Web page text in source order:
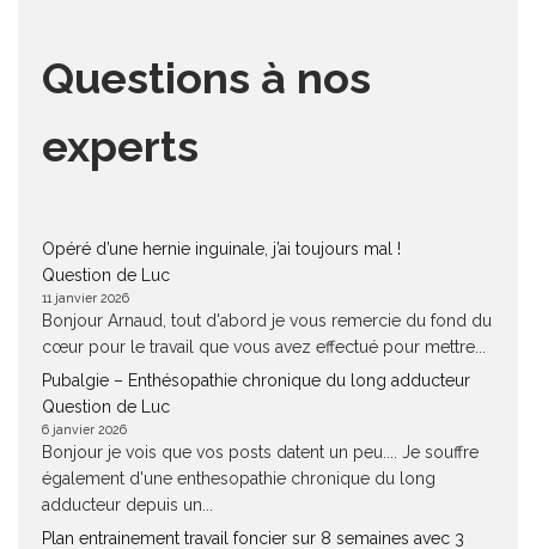
Questions à nos
experts
Opéré d’une hernie inguinale, j’ai toujours mal !
Question de Luc
11 janvier 2026
Bonjour Arnaud, tout d'abord je vous remercie du fond du
cœur pour le travail que vous avez effectué pour mettre...
Pubalgie – Enthésopathie chronique du long adducteur
Question de Luc
6 janvier 2026
Bonjour je vois que vos posts datent un peu.... Je souffre
également d'une enthesopathie chronique du long
adducteur depuis un...
Plan entrainement travail foncier sur 8 semaines avec 3